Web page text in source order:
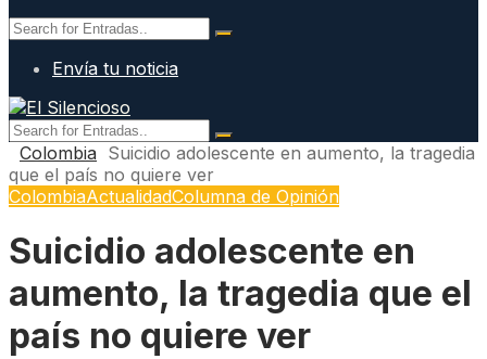
Envía tu noticia
Colombia Suicidio adolescente en aumento, la tragedia
que el país no quiere ver
ColombiaActualidadColumna de Opinión
Suicidio adolescente en
aumento, la tragedia que el
país no quiere ver